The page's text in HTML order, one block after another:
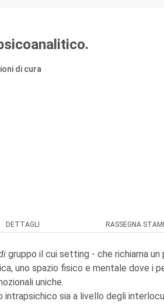
di cura
DETTAGLI RASSEGNA
gruppo il cui setting - che richiama un
uno spazio fisico e mentale dove i
uniche.
sia a livello degli